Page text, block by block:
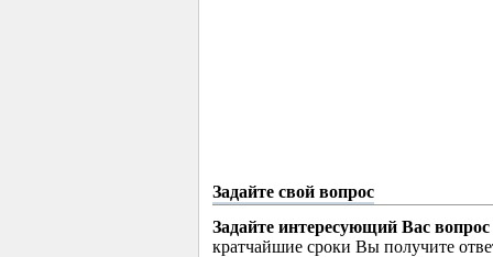
Задайте свой вопрос
Задайте интересующий Вас вопрос
кратчайшие сроки Вы получите